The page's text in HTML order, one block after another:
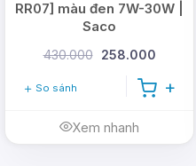
RR07] màu đen 7W-30W |
Saco
430.000 258.000
So sánh
Xem nhanh